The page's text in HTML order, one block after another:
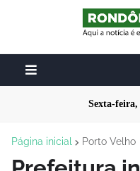
Sexta-feira,
Página inicial Porto Velho